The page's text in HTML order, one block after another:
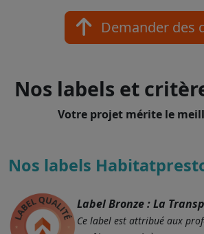
Demander des
Nos labels et
Votre projet mérite le
Nos labels
Label Bronze : La
Ce label est attribué aux